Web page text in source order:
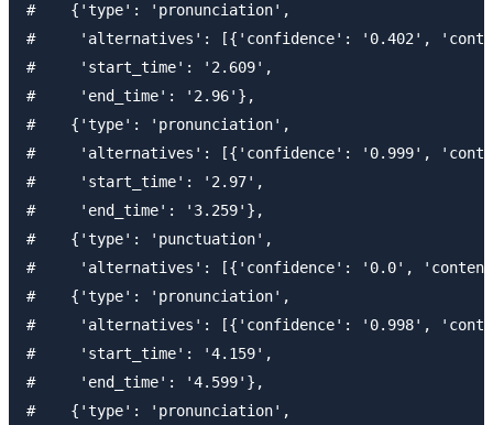
#    {'type': 'pronunciation',
#     'alternatives': [{'confidence': '0.402',
#     'start_time': '2.609',
#     'end_time': '2.96'},
#    {'type': 'pronunciation',
#     'alternatives': [{'confidence': '0.999',
#     'start_time': '2.97',
#     'end_time': '3.259'},
#    {'type': 'punctuation',
#     'alternatives': [{'confidence': '0.0',
#    {'type': 'pronunciation',
#     'alternatives': [{'confidence': '0.998',
#     'start_time': '4.159',
#     'end_time': '4.599'},
#    {'type': 'pronunciation',